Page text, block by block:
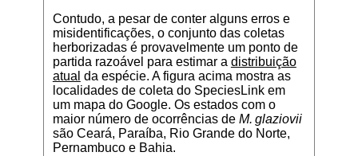
Contudo, a pesar de conter alguns erros e
misidentificações, o conjunto das coletas
herborizadas é provavelmente um ponto de
partida razoável para estimar a distribuição
atual da espécie. A figura acima mostra as
localidades de coleta do SpeciesLink em
um mapa do Google. Os estados com o
maior número de ocorrências de M. glaziovii
são Ceará, Paraíba, Rio Grande do Norte,
Pernambuco e Bahia.